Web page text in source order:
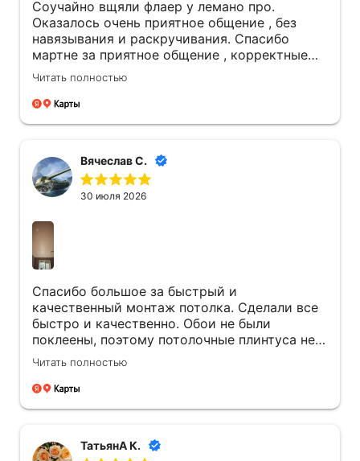
Соучайно вщяли флаер у лемано про.
Оказалось очень приятное общение , без
навязывания и раскручивания. Спасибо
мартне за приятное общение , корректные
подробные обьяснения , дельные
за четкую работу. Мы очень довольны
Читать полностью
Вячеслав С.
30 июля 2026
Спасибо большое за быстрый и
качественный монтаж потолка. Сделали все
быстро и качественно. Обои не были
поклеены, поэтому потолочные плинтуса не
устанавливали, мастер любезно показал как
их монтировать со всеми тонкостями и
нюансами.
Читать полностью
ТатьянА К.